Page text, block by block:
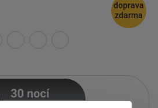
doprava
zdarma